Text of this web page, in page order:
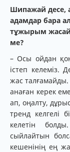
Шипажай десе,
адамдар бара
тұжырым
ме?
– Осы ойдан
істеп келеміз.
жас
анаған керек
ап, оңалту,
тренд келгелі
келетін
сыйлайтын
кешенінің ең